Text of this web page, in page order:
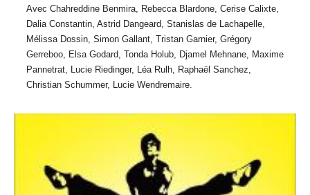
Avec Chahreddine Benmira, Rebecca Blardone, Cerise Calixte,
Dalia Constantin, Astrid Dangeard, Stanislas de Lachapelle,
Mélissa Dossin, Simon Gallant, Tristan Garnier, Grégory
Gerreboo, Elsa Godard, Tonda Holub, Djamel Mehnane, Maxime
Pannetrat, Lucie Riedinger, Léa Rulh, Raphaël Sanchez,
Christian Schummer, Lucie Wendremaire.